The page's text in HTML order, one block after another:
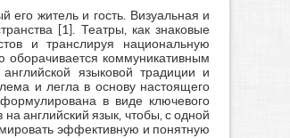
его житель и гость. Визуальная и
[1]. Театры, как знаковые
и транслируя национальную
оборачивается коммуникативным
языковой традиции и
и легла в основу настоящего
в виде ключевого
английский язык, чтобы, с одной
эффективную и понятную